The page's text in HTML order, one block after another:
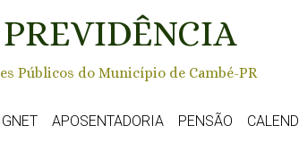
Públicos do Município de Cambé-PR
APOSENTADORIA PENSÃO